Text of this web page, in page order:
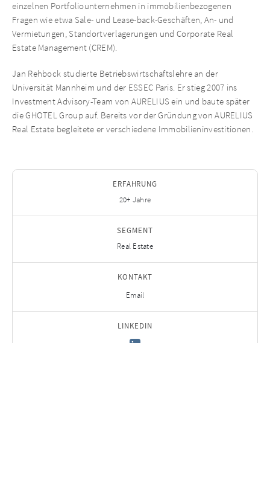
einzelnen Portfoliounternehmen in immobilienbezogenen
Fragen wie etwa Sale- und Lease-back-Geschäften, An- und
Vermietungen, Standortverlagerungen und Corporate Real
Estate Management (CREM).
Jan Rehbock studierte Betriebswirtschaftslehre an der
Universität Mannheim und der ESSEC Paris. Er stieg 2007 ins
Investment Advisory-Team von AURELIUS ein und baute später
die GHOTEL Group auf. Bereits vor der Gründung von AURELIUS
Real Estate begleitete er verschiedene Immobilieninvestitionen.
ERFAHRUNG
20+ Jahre
SEGMENT
Real Estate
KONTAKT
Email
LINKEDIN